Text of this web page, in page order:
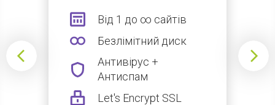
Від 1 до ∞ сайтів
Безлімітний диск
Антивірус +
Антиспам
Let's Encrypt SSL